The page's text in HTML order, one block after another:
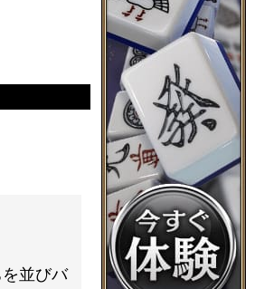
並びバ